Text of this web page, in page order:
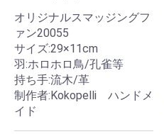
オリジナルスマッジングフ
ァン20055
サイズ:29×11cm
羽:ホロホロ鳥/孔雀等
持ち手:流木/革
制作者:Kokopelli ハンドメ
イド